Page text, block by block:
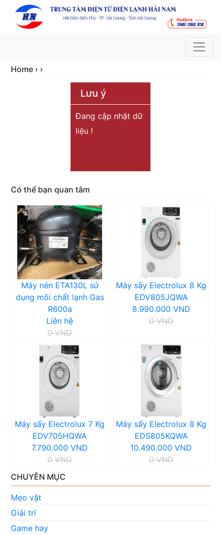
Home › ›
Lưu ý
Đang cập nhật dữ
liệu !
Có thể bạn quan tâm
Máy nén ETA130L sử
dụng môi chất lạnh Gas
R600a
Liên hệ
0 VND
Máy sấy Electrolux 8 Kg
EDV805JQWA
8.990.000 VND
0 VND
Máy sấy Electrolux 7 Kg
EDV705HQWA
7.790.000 VND
0 VND
Máy sấy Electrolux 8 Kg
EDS805KQWA
10.490.000 VND
0 VND
CHUYÊN MỤC
Mẹo vặt
Giải trí
Game hay